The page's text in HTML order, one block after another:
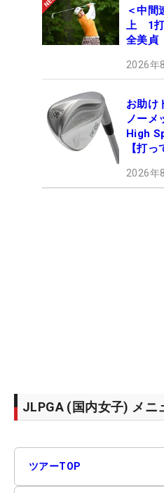
＜中間
上 1打
全美貞
2026年
お助け
ノーメ
High
【打っ
2026年
JLPGA (国内女子) メニ
ツアーTOP